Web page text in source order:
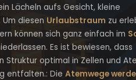
Lächeln aufs Gesicht, kleine
diesen Urlaubstraum zu
können sich ganz einfach im
Es ist bewiesen, dass
Struktur optimal in Zellen und
entfalten.: Die Atemwege